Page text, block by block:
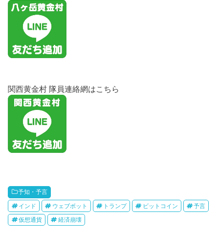
関西黄金村 隊員連絡網はこちら
予知・予言
インド ウェブボット トランプ ビットコイン 予言
仮想通貨 経済崩壊